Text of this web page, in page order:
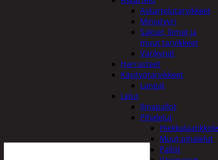
Askartelutarvikkeet
Miniatyyri
Sakset, liimat ja
muut tarvikkeet
Värikynät
Harrasteet
Käsityötarvikkeet
Langat
Lelut
Ilmapallot
Pihalelut
Muut pihalelut
Pallot